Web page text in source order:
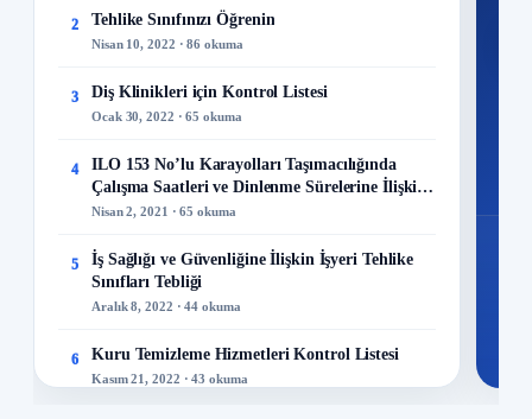
2 Tehlike Sınıfınızı Öğrenin
Nisan 10, 2022 · 86 okuma
3 Diş Klinikleri için Kontrol Listesi
Ocak 30, 2022 · 65 okuma
4
ILO 153 No’lu Karayolları Taşımacılığında
Çalışma Saatleri ve Dinlenme Sürelerine İlişkin
Sözleşme
Nisan 2, 2021 · 65 okuma
5
İş Sağlığı ve Güvenliğine İlişkin İşyeri Tehlike
Sınıfları Tebliği
Aralık 8, 2022 · 44 okuma
6 Kuru Temizleme Hizmetleri Kontrol Listesi
Kasım 21, 2022 · 43 okuma